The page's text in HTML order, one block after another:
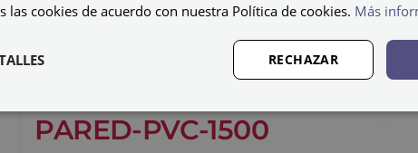
PARED-PVC-1500
las cookies de acuerdo con nuestra Política de cookies. Más
RECHAZAR